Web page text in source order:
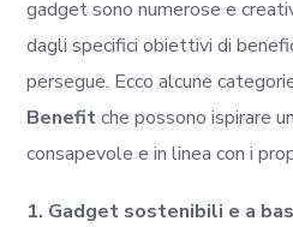
gadget sono numerose e
dagli specifici obiettivi di
persegue. Ecco alcune
Benefitche possono ispirare
consapevole e in linea con i
1. Gadget sostenibili e a